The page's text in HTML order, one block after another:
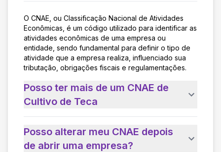
O CNAE, ou Classificação Nacional de Atividades
Econômicas, é um código utilizado para identificar as
atividades econômicas de uma empresa ou
entidade, sendo fundamental para definir o tipo de
atividade que a empresa realiza, influenciado sua
tributação, obrigações fiscais e regulamentações.
Posso ter mais de um CNAE de
Cultivo de Teca
Posso alterar meu CNAE depois
de abrir uma empresa?